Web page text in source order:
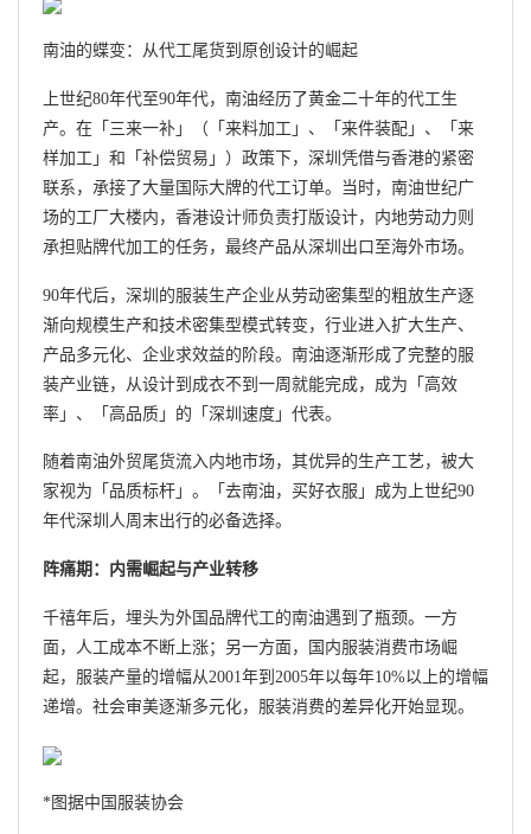
南油的蝶变：从代工尾货到原创设计的崛起
上世纪80年代至90年代，南油经历了黄金二十年的代工生
产。在「三来一补」（「来料加工」、「来件装配」、「来
样加工」和「补偿贸易」）政策下，深圳凭借与香港的紧密
联系，承接了大量国际大牌的代工订单。当时，南油世纪广
场的工厂大楼内，香港设计师负责打版设计，内地劳动力则
承担贴牌代加工的任务，最终产品从深圳出口至海外市场。
90年代后，深圳的服装生产企业从劳动密集型的粗放生产逐
渐向规模生产和技术密集型模式转变，行业进入扩大生产、
产品多元化、企业求效益的阶段。南油逐渐形成了完整的服
装产业链，从设计到成衣不到一周就能完成，成为「高效
率」、「高品质」的「深圳速度」代表。
随着南油外贸尾货流入内地市场，其优异的生产工艺，被大
家视为「品质标杆」。「去南油，买好衣服」成为上世纪90
年代深圳人周末出行的必备选择。
阵痛期：内需崛起与产业转移
千禧年后，埋头为外国品牌代工的南油遇到了瓶颈。一方
面，人工成本不断上涨；另一方面，国内服装消费市场崛
起，服装产量的增幅从2001年到2005年以每年10%以上的增幅
递增。社会审美逐渐多元化，服装消费的差异化开始显现。
*图据中国服装协会